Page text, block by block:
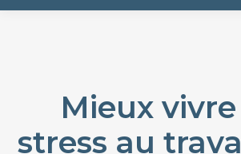
Mieux
stress au